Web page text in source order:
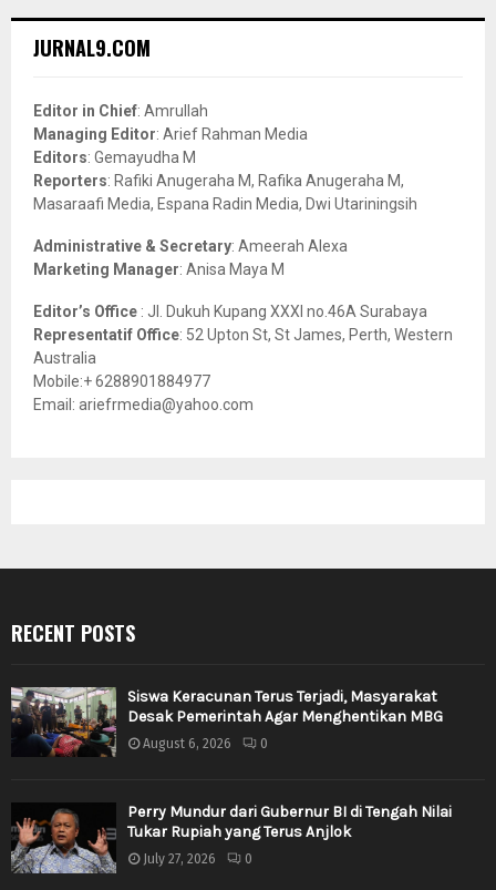
h
o
r
:
JURNAL9.COM
Editor in Chief: Amrullah
Managing Editor: Arief Rahman Media
Editors: Gemayudha M
Reporters: Rafiki Anugeraha M, Rafika Anugeraha M,
Masaraafi Media, Espana Radin Media, Dwi Utariningsih
Administrative & Secretary: Ameerah Alexa
Marketing Manager: Anisa Maya M
Editor’s Office : Jl. Dukuh Kupang XXXI no.46A Surabaya
Representatif Office: 52 Upton St, St James, Perth, Western
Australia
Mobile:+ 6288901884977
Email: ariefrmedia@yahoo.com
RECENT POSTS
Siswa Keracunan Terus Terjadi, Masyarakat
Desak Pemerintah Agar Menghentikan MBG
August 6, 2026 0
Perry Mundur dari Gubernur BI di Tengah Nilai
Tukar Rupiah yang Terus Anjlok
July 27, 2026 0